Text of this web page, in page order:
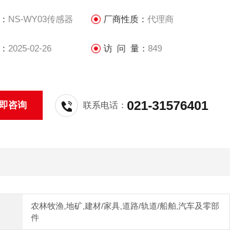
NS-WY03传感器 厂商性质： 代理商
2025-02-26 访 问 量： 849
咨询 联系电话：021-31576401
农林牧渔,地矿,建材/家具,道路/轨道/船舶,汽车及零部
件